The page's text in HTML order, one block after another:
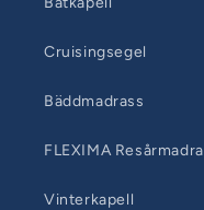
Cruisingsegel
Bäddmadrass
FLEXIMA
Vinterkapell